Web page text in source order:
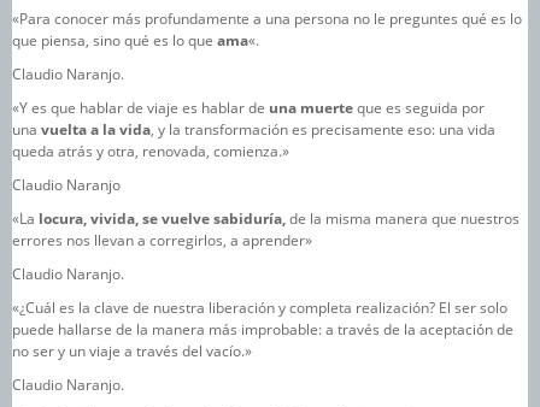
«Para conocer más profundamente a una persona no le preguntes qué es lo
que piensa, sino qué es lo que ama«.
Claudio Naranjo.
«Y es que hablar de viaje es hablar de una muerteque es seguida por
una vuelta a la vida, y la transformación es precisamente eso: una vida
queda atrás y otra, renovada, comienza.»
Claudio Naranjo
«La locura, vivida, se vuelve sabiduría,de la misma manera que nuestros
errores nos llevan a corregirlos, a aprender»
Claudio Naranjo.
«¿Cuál es la clave de nuestra liberación y completa realización? El ser solo
puede hallarse de la manera más improbable: a través de la aceptación de
no ser y un viaje a través del vacío.»
Claudio Naranjo.